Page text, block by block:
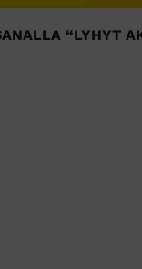
“LYHYT